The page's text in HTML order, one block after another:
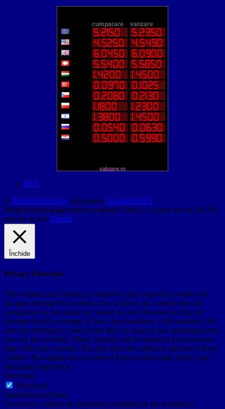
valutare.ro
RSS
© SufletDeTurist.ro | un proiect Gazduire.NET
Blogul nostru poate utiliza cookieuri. Firesc, ca orice alt site.OK Nu
sunt de acord. Detalii
Închide
Privacy Overview
This website uses cookies to improve your experience while you
navigate through the website. Out of these, the cookies that are
categorized as necessary are stored on your browser as they are
essential for the working of basic functionalities of the website. We
also use third-party cookies that help us analyze and understand how
you use this website. These cookies will be stored in your browser
only with your consent. You also have the option to opt-out of these
cookies. But opting out of some of these cookies may affect your
browsing experience.
Necessary
Necessary
Întotdeauna activate
Necessary cookies are absolutely essential for the website to